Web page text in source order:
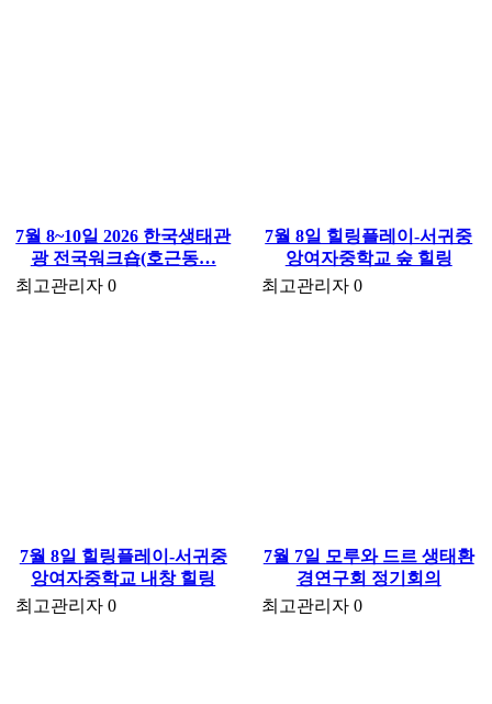
7월 8~10일 2026 한국생태관
광 전국워크숍(호근동…
최고관리자 0
7월 8일 힐링플레이-서귀중
앙여자중학교 숲 힐링
최고관리자 0
7월 8일 힐링플레이-서귀중
앙여자중학교 내창 힐링
최고관리자 0
7월 7일 모루와 드르 생태환
경연구회 정기회의
최고관리자 0